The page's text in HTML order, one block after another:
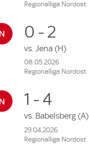
Regionalliga Nordost
0 - 2
vs. Jena (H)
08.05.2026
Regionalliga Nordost
1 - 4
vs. Babelsberg (A)
29.04.2026
Regionalliga Nordost